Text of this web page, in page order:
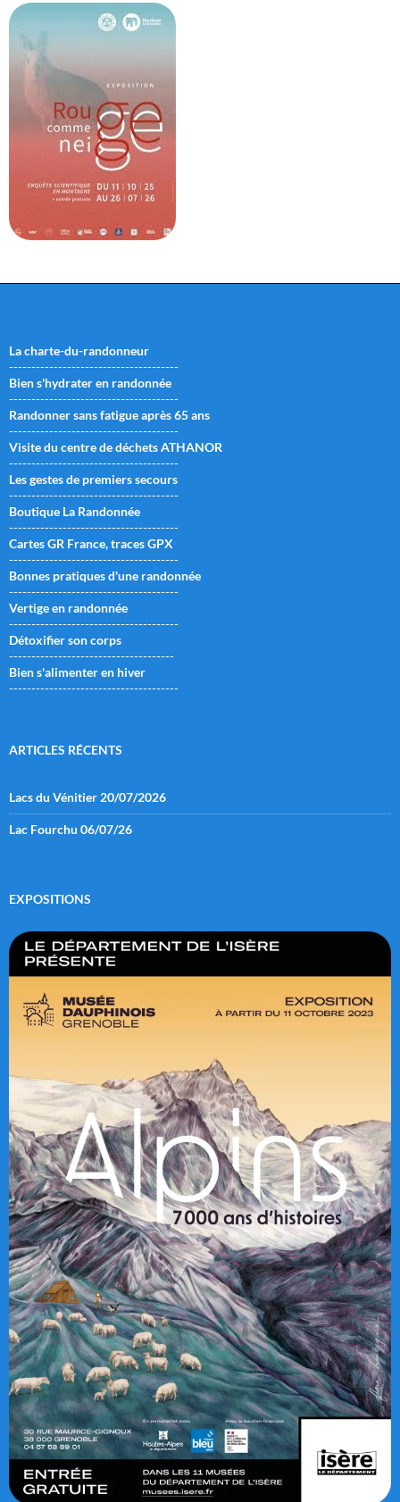
La charte-du-randonneur
--------------------------------------
Bien s'hydrater en randonnée
--------------------------------------
Randonner sans fatigue après 65 ans
--------------------------------------
Visite du centre de déchets ATHANOR
--------------------------------------
Les gestes de premiers secours
--------------------------------------
Boutique La Randonnée
--------------------------------------
Cartes GR France, traces GPX
--------------------------------------
Bonnes pratiques d'une randonnée
--------------------------------------
Vertige en randonnée
--------------------------------------
Détoxifier son corps
-------------------------------------
Bien s'alimenter en hiver
--------------------------------------
ARTICLES RÉCENTS
Lacs du Vénitier 20/07/2026
Lac Fourchu 06/07/26
EXPOSITIONS